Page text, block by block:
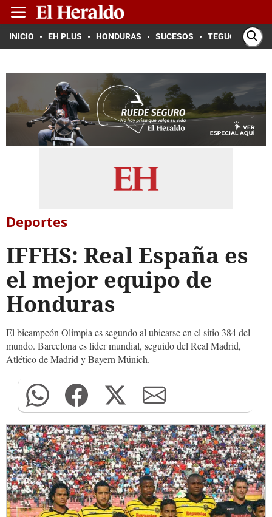
INICIO EH PLUS HONDURAS SUCESOS TEGUCIGALPA
Deportes
IFFHS: Real España es
el mejor equipo de
Honduras
El bicampeón Olimpia es segundo al ubicarse en el sitio 384 del
mundo. Barcelona es líder mundial, seguido del Real Madrid,
Atlético de Madrid y Bayern Múnich.